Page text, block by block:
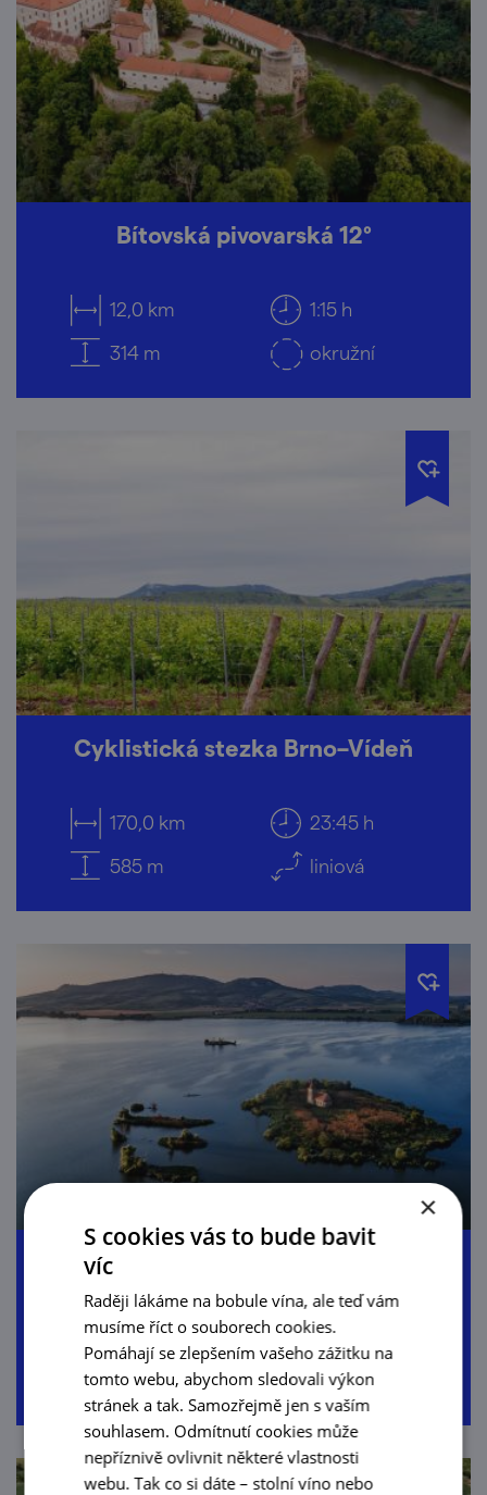
Bítovská pivovarská 12°
12,0 km
1:15 h
314 m
okružní
Cyklistická stezka Brno–Vídeň
170,0 km
23:45 h
585 m
liniová
Kolem Novomlýnských nádrží
25,8 km
2:00 h
130 m
okružní
×
S cookies vás to bude bavit
víc
Raději lákáme na bobule vína, ale teď vám
musíme říct o souborech cookies.
Pomáhají se zlepšením vašeho zážitku na
tomto webu, abychom sledovali výkon
stránek a tak. Samozřejmě jen s vaším
souhlasem. Odmítnutí cookies může
nepříznivě ovlivnit některé vlastnosti
webu. Tak co si dáte – stolní víno nebo